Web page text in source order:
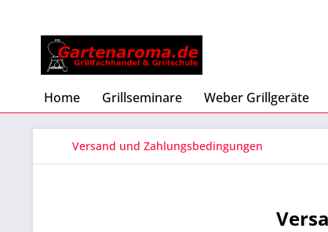
Home Grillseminare Weber Grillgeräte
Versand und Zahlungsbedingungen